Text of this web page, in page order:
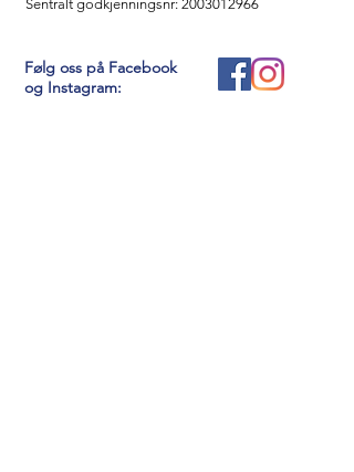
Sentralt godkjenningsnr: 2003012966
Følg oss på Facebook
og Instagram: